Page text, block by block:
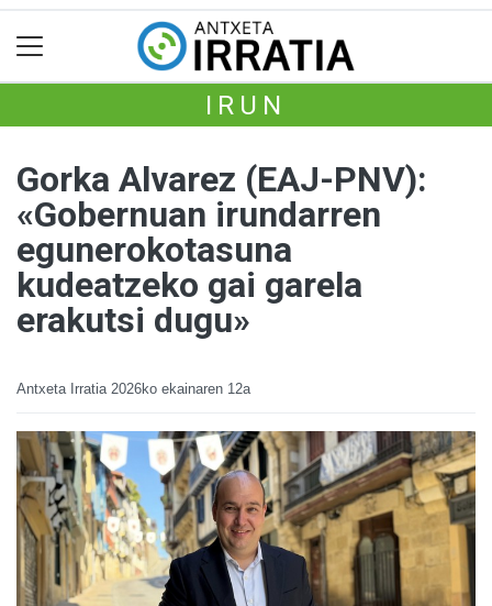
IRUN
Gorka Alvarez (EAJ-PNV):
«Gobernuan irundarren
egunerokotasuna
kudeatzeko gai garela
erakutsi dugu»
Antxeta Irratia 2026ko ekainaren 12a